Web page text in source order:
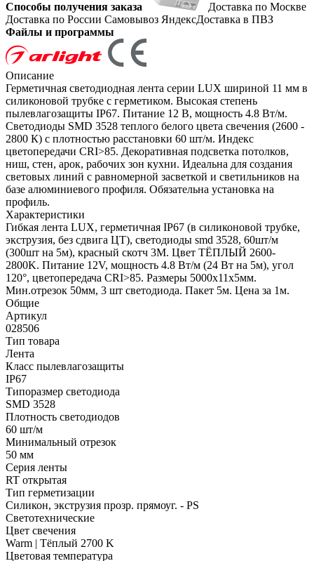
Способы получения заказа
Доставка по Москве
Доставка по России Самовывоз ЯндексДоставка в ПВЗ
Файлы и программы
Описание
Герметичная светодиодная лента серии LUX шириной 11 мм в
силиконовой трубке с герметиком. Высокая степень
пылевлагозащиты IP67. Питание 12 В, мощность 4.8 Вт/м.
Светодиоды SMD 3528 теплого белого цвета свечения (2600 -
2800 К) с плотностью расстановки 60 шт/м. Индекс
цветопередачи CRI>85. Декоративная подсветка потолков,
ниш, стен, арок, рабочих зон кухни. Идеальна для создания
световых линий с равномерной засветкой и светильников на
базе алюминиевого профиля. Обязательна установка на
профиль.
Характеристики
Гибкая лента LUX, герметичная IP67 (в силиконовой трубке,
экструзия, без сдвига ЦТ), светодиоды smd 3528, 60шт/м
(300шт на 5м), красный скотч 3М. Цвет ТЁПЛЫЙ 2600-
2800K. Питание 12V, мощность 4.8 Вт/м (24 Вт на 5м), угол
120°, цветопередача CRI>85. Размеры 5000х11x5мм.
Мин.отрезок 50мм, 3 шт светодиода. Пакет 5м. Цена за 1м.
Общие
Артикул
028506
Тип товара
Лента
Класс пылевлагозащиты
IP67
Типоразмер светодиода
SMD 3528
Плотность светодиодов
60 шт/м
Минимальный отрезок
50 мм
Серия ленты
RT открытая
Тип герметизации
Силикон, экструзия прозр. прямоуг. - PS
Светотехнические
Цвет свечения
Warm | Тёплый 2700 K
Цветовая температура